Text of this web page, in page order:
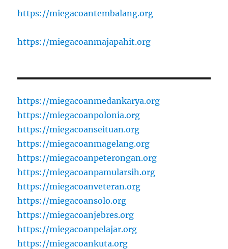
https://miegacoantembalang.org
https://miegacoanmajapahit.org
https://miegacoanmedankarya.org
https://miegacoanpolonia.org
https://miegacoanseituan.org
https://miegacoanmagelang.org
https://miegacoanpeterongan.org
https://miegacoanpamularsih.org
https://miegacoanveteran.org
https://miegacoansolo.org
https://miegacoanjebres.org
https://miegacoanpelajar.org
https://miegacoankuta.org